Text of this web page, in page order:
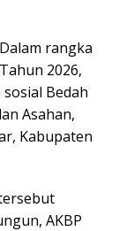
rangka
2026,
Bedah
Asahan,
Kabupaten
AKBP